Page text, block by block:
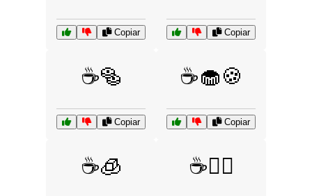
Copiar Copiar
☕🥯
Copiar
☕🧁🍪
Copiar
☕🧊 ☕🧘‍♀️